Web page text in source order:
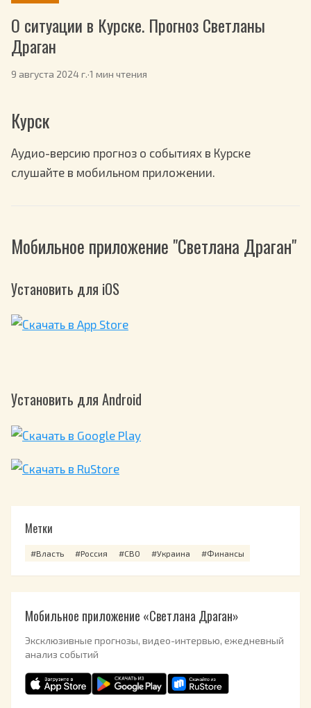
О ситуации в Курске. Прогноз Светланы
Драган
9 августа 2024 г.·1 мин чтения
Курск
Аудио-версию прогноз о событиях в Курске
слушайте в мобильном приложении.
Мобильное приложение "Светлана Драган"
Установить для iOS
Установить для Android
Метки
#Власть #Россия #СВО #Украина #Финансы
Мобильное приложение «Светлана Драган»
Эксклюзивные прогнозы, видео-интервью, ежедневный
анализ событий